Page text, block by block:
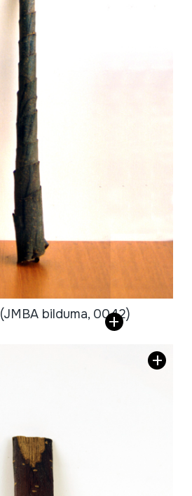
(JMBA bilduma, 0042)